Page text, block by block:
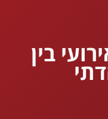
בין